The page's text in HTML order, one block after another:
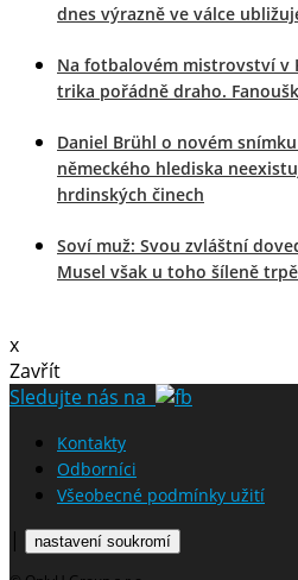
dnes výrazně ve válce
Na fotbalovém mistrovství v
trika pořádně draho.
Daniel Brühl o novém
německého hlediska
hrdinských činech
Soví muž: Svou zvláštní
Musel však u toho šíleně
x
Zavřít
Sledujte nás na
Kontakty
Odborníci
Všeobecné podmínky užití
| nastavení soukromí